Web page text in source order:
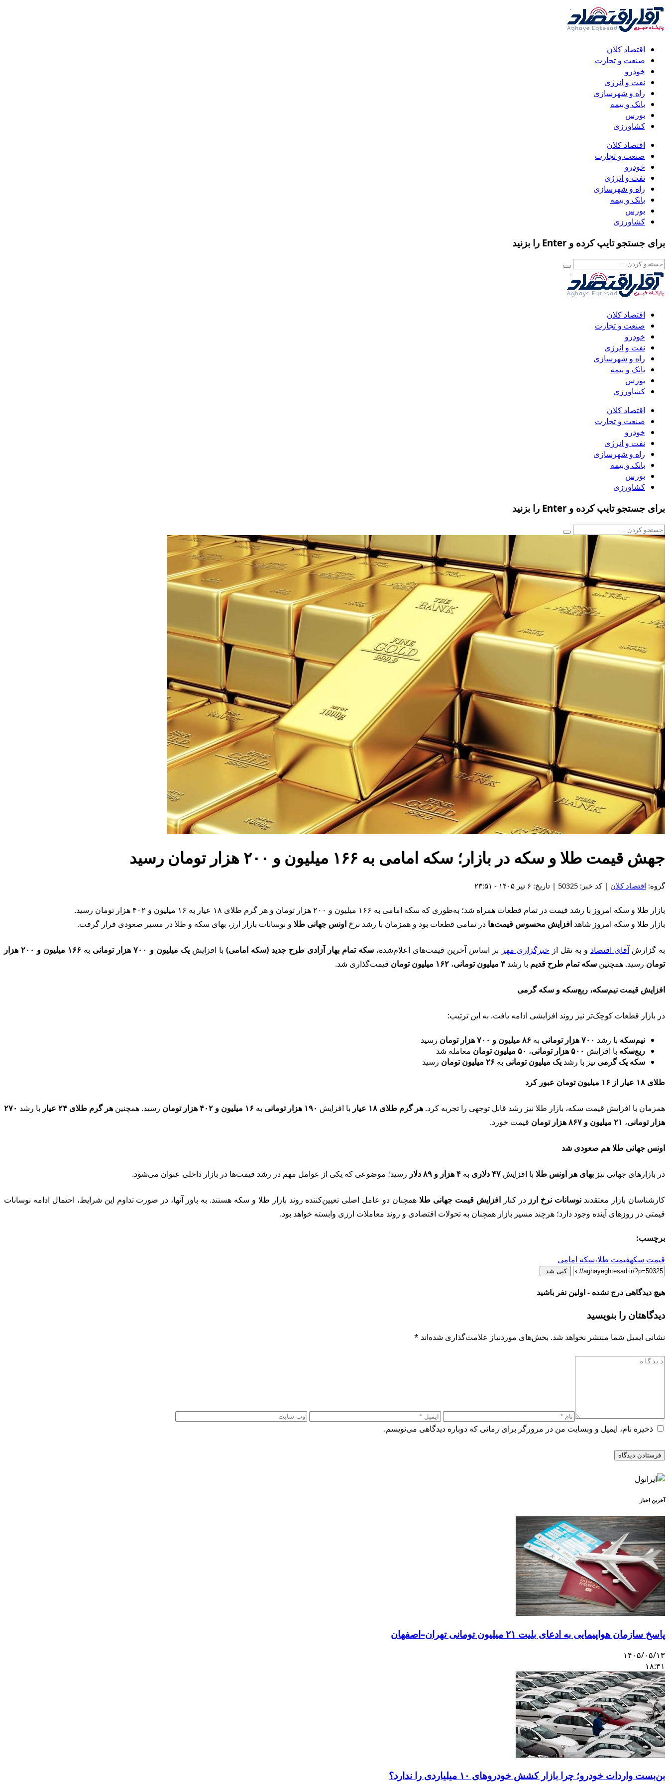
اقتصاد کلان
صنعت و تجارت
خودرو
نفت و انرژی
راه و شهرسازی
بانک و بیمه
بورس
کشاورزی
اقتصاد کلان
صنعت و تجارت
خودرو
نفت و انرژی
راه و شهرسازی
بانک و بیمه
بورس
کشاورزی
برای جستجو تایپ کرده و Enter را بزنید
اقتصاد کلان
صنعت و تجارت
خودرو
نفت و انرژی
راه و شهرسازی
بانک و بیمه
بورس
کشاورزی
اقتصاد کلان
صنعت و تجارت
خودرو
نفت و انرژی
راه و شهرسازی
بانک و بیمه
بورس
کشاورزی
برای جستجو تایپ کرده و Enter را بزنید
جهش قیمت طلا و سکه در بازار؛ سکه امامی به ۱۶۶ میلیون و ۲۰۰ هزار تومان رسید
گروه: اقتصاد کلان | کد خبر: 50325 | تاریخ: ۶ تیر ۱۴۰۵ - ۲۳:۵۱
بازار طلا و سکه امروز با رشد قیمت در تمام قطعات همراه شد؛ به‌طوری که سکه امامی به ۱۶۶ میلیون و ۲۰۰ هزار تومان و هر گرم طلای ۱۸ عیار به ۱۶ میلیون و ۴۰۲ هزار تومان رسید.
بازار طلا و سکه امروز شاهد افزایش محسوس قیمت‌ها در تمامی قطعات بود و همزمان با رشد نرخ اونس جهانی طلا و نوسانات بازار ارز، بهای سکه و طلا در مسیر صعودی قرار گرفت.
به گزارشآقای اقتصاد و به نقل از خبرگزاری مهر بر اساس آخرین قیمت‌های اعلام‌شده، سکه تمام بهار آزادی طرح جدید (سکه امامی) با افزایشیک میلیون و ۷۰۰ هزار تومانی به
۱۶۶ میلیون و ۲۰۰ هزار
تومان رسید. همچنین سکه تمام طرح قدیم با رشد ۳ میلیون تومانی ، ۱۶۲ میلیون تومان قیمت‌گذاری شد.
افزایش قیمت نیم‌سکه، ربع‌سکه و سکه گرمی
در بازار قطعات کوچک‌تر نیز روند افزایشی ادامه یافت. به این ترتیب:
نیم‌سکه با رشد ۷۰۰ هزار تومانی به ۸۶ میلیون و ۷۰۰ هزار تومان
رسید
ربع‌سکه با افزایش ۵۰۰ هزار تومانی ، ۵۰ میلیون تومان
معامله شد
سکه یک گرمی نیز با رشد یک میلیون تومانی به ۲۶ میلیون تومان
رسید
طلای ۱۸ عیار از ۱۶ میلیون تومان عبور کرد
همزمان با افزایش قیمت سکه، بازار طلا نیز رشد قابل توجهی را تجربه کرد. هر گرم طلای ۱۸ عیار با افزایش ۱۹۰ هزار تومانی به ۱۶ میلیون و ۴۰۲ هزار تومان رسید. همچنین هر گرم طلای ۲۴ عیار با رشد ۲۷۰
هزار تومانی، ۲۱ میلیون و ۸۶۷ هزار تومان قیمت خورد.
اونس جهانی طلا هم صعودی شد
در بازارهای جهانی نیز بهای هر اونس طلا با افزایش ۴۷ دلاری به ۴ هزار و ۸۹ دلار رسید؛ موضوعی که یکی از عوامل مهم در رشد قیمت‌ها در بازار داخلی عنوان می‌شود.
کارشناسان بازار معتقدند نوسانات نرخ ارز در کنارافزایش قیمت جهانی طلا همچنان دو عامل اصلی تعیین‌کننده روند بازار طلا و سکه هستند. به باور آنها، در صورت تداوم این شرایط، احتمال ادامه نوسانات
قیمتی در روزهای آینده وجود دارد؛ هرچند مسیر بازار همچنان به تحولات اقتصادی و روند معاملات ارزی وابسته خواهد بود.
برچسب:
قیمت سکهقیمت طلا،سکه امامی
کپی شد.
هیچ دیدگاهی درج نشده - اولین نفر باشید
دیدگاهتان را بنویسید
نشانی ایمیل شما منتشر نخواهد شد. بخش‌های موردنیاز علامت‌گذاری شده‌اند *
ذخیره نام، ایمیل و وبسایت من در مرورگر برای زمانی که دوباره دیدگاهی می‌نویسم.
آخرین اخبار
پاسخ سازمان هواپیمایی به ادعای بلیت ۲۱ میلیون تومانی تهران–اصفهان
۱۴۰۵/۰۵/۱۳
۱۸:۳۱
بن‌بست واردات خودرو؛ چرا بازار کشش خودروهای ۱۰ میلیاردی را ندارد؟